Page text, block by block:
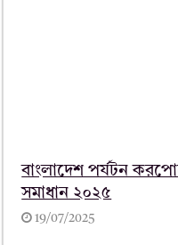
বাংলাদেশ পর্যটন
সমাধান ২০২৫
19/07/2025